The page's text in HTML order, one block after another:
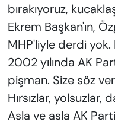
bırakıyoruz,
Ekrem Başkan'ın,
MHP'liyle derdi
2002 yılında AK
pişman. Size söz
Hırsızlar,
Asla ve asla AK